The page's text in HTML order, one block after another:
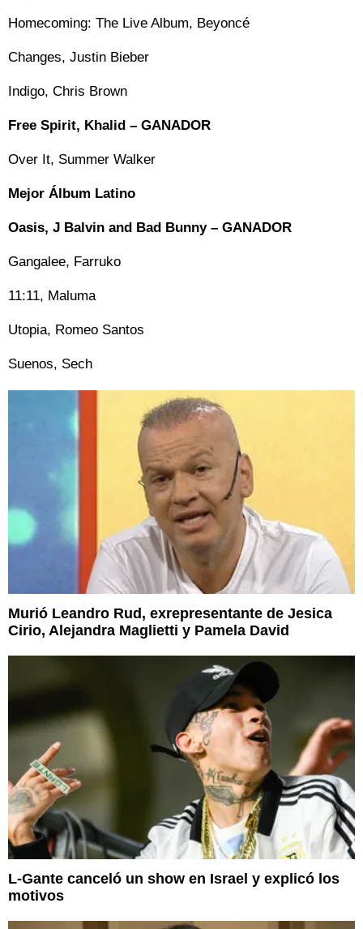
Homecoming: The Live Album, Beyoncé
Changes, Justin Bieber
Indigo, Chris Brown
Free Spirit, Khalid – GANADOR
Over It, Summer Walker
Mejor Álbum Latino
Oasis, J Balvin and Bad Bunny – GANADOR
Gangalee, Farruko
11:11, Maluma
Utopia, Romeo Santos
Suenos, Sech
Murió Leandro Rud, exrepresentante de Jesica
Cirio, Alejandra Maglietti y Pamela David
L-Gante canceló un show en Israel y explicó los
motivos